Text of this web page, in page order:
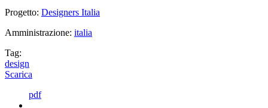
Progetto: Designers Italia
Amministrazione: italia
Tag:
design
Scarica
pdf